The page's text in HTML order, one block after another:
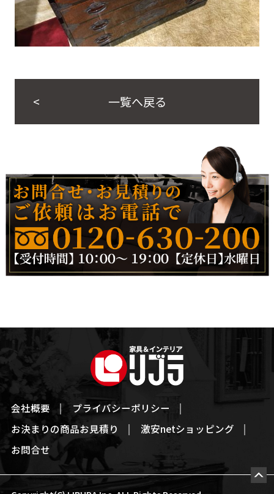
一覧へ戻る
会社概要
プライバシーポリシー
お決まりの商品お見積り
激安netショッピング
お問合せ